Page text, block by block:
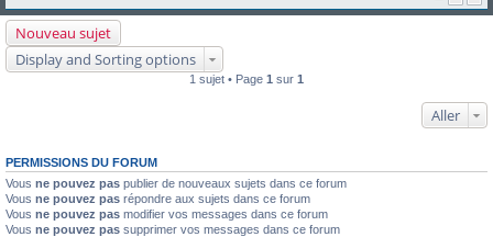
Nouveau sujet
Display and Sorting options
1 sujet • Page 1 sur 1
Aller
PERMISSIONS DU FORUM
Vous ne pouvez pas publier de nouveaux sujets dans ce forum
Vous ne pouvez pas répondre aux sujets dans ce forum
Vous ne pouvez pas modifier vos messages dans ce forum
Vous ne pouvez pas supprimer vos messages dans ce forum